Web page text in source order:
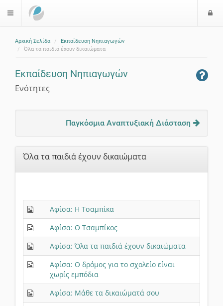
$langMenu
Αρχική Σελίδα
Εκπαίδευση Νηπιαγωγών
Όλα τα παιδιά έχουν δικαιώματα
Εκπαίδευση Νηπιαγωγών
Ενότητες
Παγκόσμια Αναπτυξιακή Διάσταση
Όλα τα παιδιά έχουν δικαιώματα
Αφίσα: Η Τσαμπίκα
Αφίσα: Ο Τσαμπίκος
Αφίσα: Όλα τα παιδιά έχουν δικαιώματα
Αφίσα: Ο δρόμος για το σχολείο είναι
χωρίς εμπόδια
Αφίσα: Μάθε τα δικαιώματά σου